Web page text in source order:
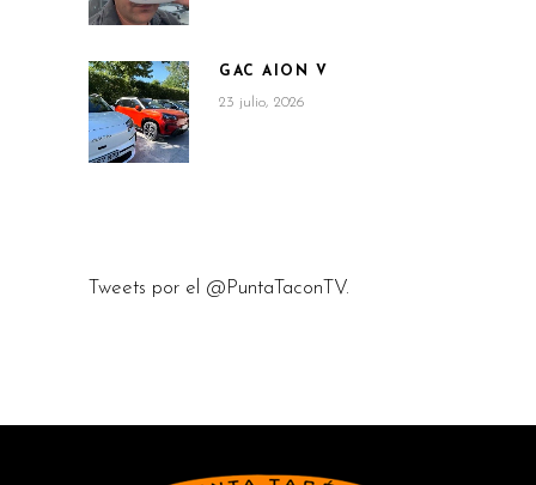
GAC AION V
23 julio, 2026
Tweets por el @PuntaTaconTV.